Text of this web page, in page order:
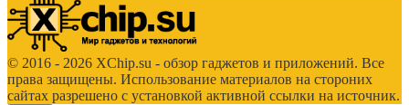
© 2016 - 2026 XChip.su - обзор гаджетов и приложений. Все
права защищены. Использование материалов на стороних
сайтах разрешено с установкой активной ссылки на источник.